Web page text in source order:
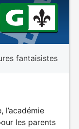
fantaisistes
l’académie
les parents